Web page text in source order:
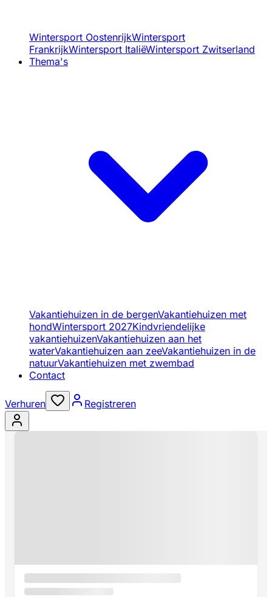
Wintersport OostenrijkWintersport
FrankrijkWintersport ItaliëWintersport Zwitserland
Thema's
Vakantiehuizen in de bergenVakantiehuizen met
hondWintersport 2027Kindvriendelijke
vakantiehuizenVakantiehuizen aan het
waterVakantiehuizen aan zeeVakantiehuizen in de
natuurVakantiehuizen met zwembad
Contact
Verhuren Registreren